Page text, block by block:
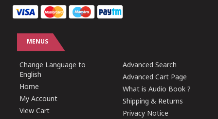
MENUS
Change Language to
English
Home
My Account
View Cart
Advanced Search
Advanced Cart Page
What is Audio Book ?
Shipping & Returns
Privacy Notice